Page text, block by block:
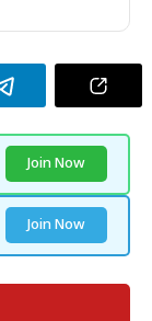
Join Now
Join Now